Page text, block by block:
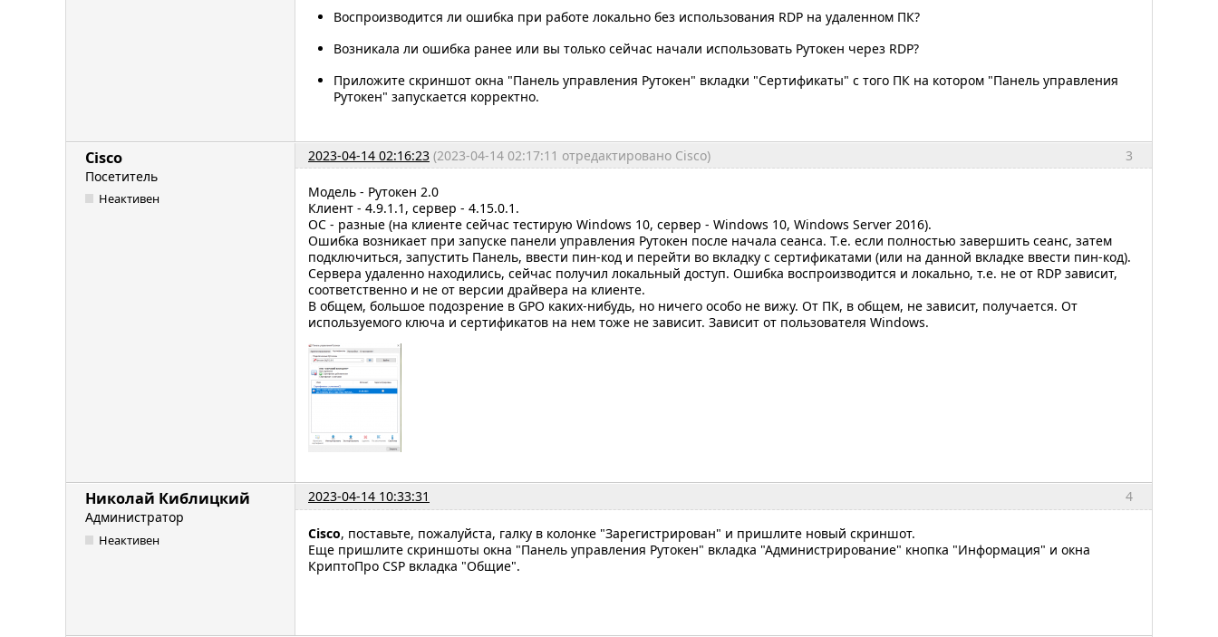
Воспроизводится ли ошибка при работе локально без использования RDP на удаленном ПК?
Возникала ли ошибка ранее или вы только сейчас начали использовать Рутокен через RDP?
Приложите скриншот окна "Панель управления Рутокен" вкладки "Сертификаты" с того ПК на котором "Панель управления
Рутокен" запускается корректно.
3
Cisco 2023-04-14 02:16:23 (2023-04-14 02:17:11 отредактировано Cisco)
Посетитель
Неактивен
Модель - Рутокен 2.0
Клиент - 4.9.1.1, сервер - 4.15.0.1.
ОС - разные (на клиенте сейчас тестирую Windows 10, сервер - Windows 10, Windows Server 2016).
Ошибка возникает при запуске панели управления Рутокен после начала сеанса. Т.е. если полностью завершить сеанс, затем
подключиться, запустить Панель, ввести пин-код и перейти во вкладку с сертификатами (или на данной вкладке ввести пин-код).
Сервера удаленно находились, сейчас получил локальный доступ. Ошибка воспроизводится и локально, т.е. не от RDP зависит,
соответственно и не от версии драйвера на клиенте.
В общем, большое подозрение в GPO каких-нибудь, но ничего особо не вижу. От ПК, в общем, не зависит, получается. От
используемого ключа и сертификатов на нем тоже не зависит. Зависит от пользователя Windows.
4
Николай Киблицкий
2023-04-14 10:33:31
Администратор
Неактивен Cisco, поставьте, пожалуйста, галку в колонке "Зарегистрирован" и пришлите новый скриншот.
Еще пришлите скриншоты окна "Панель управления Рутокен" вкладка "Администрирование" кнопка "Информация" и окна
КриптоПро CSP вкладка "Общие".